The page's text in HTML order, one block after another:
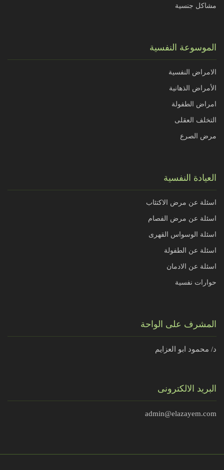
مشاكل جنسية
الموسوعة النفسية
الامراض النفسية
الأمراض الذهانية
امراض الطفولة
التخلف العقلى
مرض الصرع
العيادة النفسية
اسئلة عن مرض الاكتئاب
اسئلة عن مرض الفصام
اسئلة الوسواس القهرى
اسئلة عن الطفولة
اسئلة عن الادمان
حوارات نفسية
المشرف على الواحة
د/ محمود ابو العزايم
البريد الالكترونى
admin@elazayem.com